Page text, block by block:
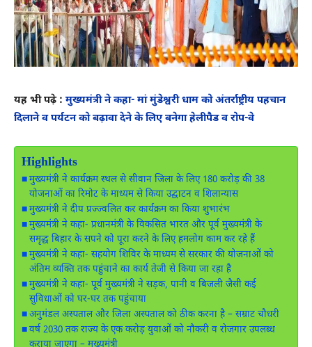
यह भी पढ़े : मुख्यमंत्री ने कहा- मां मुंडेश्वरी धाम को अंतर्राष्ट्रीय पहचान
दिलाने व पर्यटन को बढ़ावा देने के लिए बनेगा हेलीपैड व रोप-वे
Highlights
मुख्यमंत्री ने कार्यक्रम स्थल से सीवान जिला के लिए 180 करोड़ की 38
योजनाओं का रिमोट के माध्यम से किया उद्घाटन व शिलान्यास
मुख्यमंत्री ने दीप प्रज्ज्वलित कर कार्यक्रम का किया शुभारंभ
मुख्यमंत्री ने कहा- प्रधानमंत्री के विकसित भारत और पूर्व मुख्यमंत्री के
समृद्ध बिहार के सपने को पूरा करने के लिए हमलोग काम कर रहे हैं
मुख्यमंत्री ने कहा- सहयोग शिविर के माध्यम से सरकार की योजनाओं को
अंतिम व्यक्ति तक पहुंचाने का कार्य तेजी से किया जा रहा है
मुख्यमंत्री ने कहा- पूर्व मुख्यमंत्री ने सड़क, पानी व बिजली जैसी कई
सुविधाओं को घर-घर तक पहुंचाया
अनुमंडल अस्पताल और जिला अस्पताल को ठीक करना है – सम्राट चौधरी
वर्ष 2030 तक राज्य के एक करोड़ युवाओं को नौकरी व रोजगार उपलब्ध